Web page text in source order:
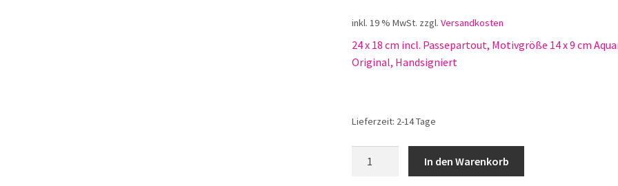
inkl. 19 % MwSt. zzgl.Versandkosten
24 x 18 cm incl. Passepartout, Motivgröße 14 x 9 cm
Original, Handsigniert
Lieferzeit: 2-14 Tage
In den Warenkorb